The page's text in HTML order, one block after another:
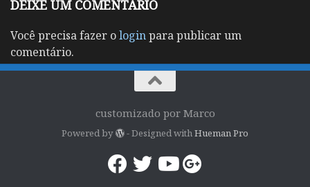
DEIXE UM COMENTÁRIO
Você precisa fazer ologinpara publicar um
comentário.
customizado por Marco
Powered by - Designed withHueman Pro